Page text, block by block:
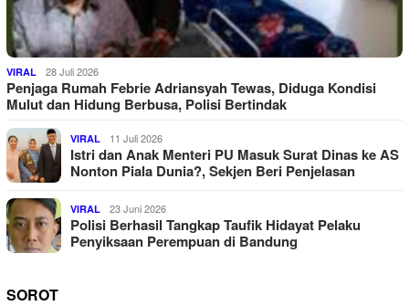
VIRAL 28 Juli 2026
Penjaga Rumah Febrie Adriansyah Tewas, Diduga Kondisi
Mulut dan Hidung Berbusa, Polisi Bertindak
VIRAL 11 Juli 2026
Istri dan Anak Menteri PU Masuk Surat Dinas ke AS
Nonton Piala Dunia?, Sekjen Beri Penjelasan
VIRAL 23 Juni 2026
Polisi Berhasil Tangkap Taufik Hidayat Pelaku
Penyiksaan Perempuan di Bandung
SOROT